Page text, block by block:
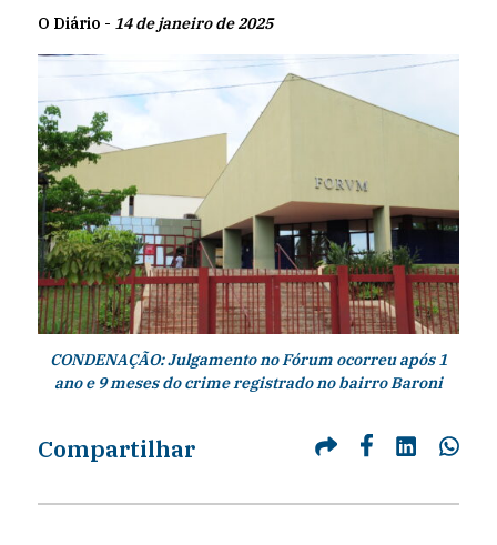
O Diário - 14 de janeiro de 2025
CONDENAÇÃO: Julgamento no Fórum ocorreu após 1
ano e 9 meses do crime registrado no bairro Baroni
Compartilhar